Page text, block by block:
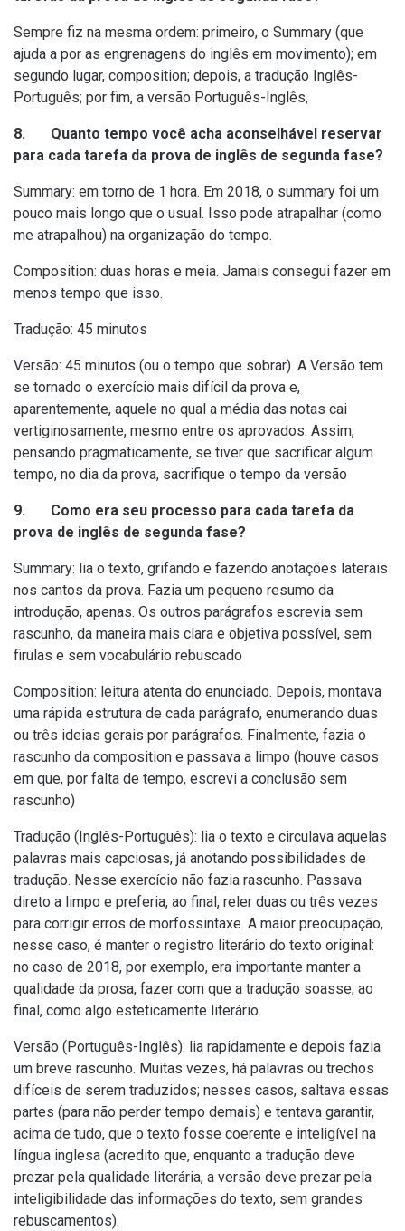
Sempre fiz na mesma ordem: primeiro, o Summary (que
ajuda a por as engrenagens do inglês em movimento); em
segundo lugar, composition; depois, a tradução Inglês-
Português; por fim, a versão Português-Inglês,
8. Quanto tempo você acha aconselhável reservar
para cada tarefa da prova de inglês de segunda fase?
Summary: em torno de 1 hora. Em 2018, o summary foi um
pouco mais longo que o usual. Isso pode atrapalhar (como
me atrapalhou) na organização do tempo.
Composition: duas horas e meia. Jamais consegui fazer em
menos tempo que isso.
Tradução: 45 minutos
Versão: 45 minutos (ou o tempo que sobrar). A Versão tem
se tornado o exercício mais difícil da prova e,
aparentemente, aquele no qual a média das notas cai
vertiginosamente, mesmo entre os aprovados. Assim,
pensando pragmaticamente, se tiver que sacrificar algum
tempo, no dia da prova, sacrifique o tempo da versão
9. Como era seu processo para cada tarefa da
prova de inglês de segunda fase?
Summary: lia o texto, grifando e fazendo anotações laterais
nos cantos da prova. Fazia um pequeno resumo da
introdução, apenas. Os outros parágrafos escrevia sem
rascunho, da maneira mais clara e objetiva possível, sem
firulas e sem vocabulário rebuscado
Composition: leitura atenta do enunciado. Depois, montava
uma rápida estrutura de cada parágrafo, enumerando duas
ou três ideias gerais por parágrafos. Finalmente, fazia o
rascunho da composition e passava a limpo (houve casos
em que, por falta de tempo, escrevi a conclusão sem
rascunho)
Tradução (Inglês-Português): lia o texto e circulava aquelas
palavras mais capciosas, já anotando possibilidades de
tradução. Nesse exercício não fazia rascunho. Passava
direto a limpo e preferia, ao final, reler duas ou três vezes
para corrigir erros de morfossintaxe. A maior preocupação,
nesse caso, é manter o registro literário do texto original:
no caso de 2018, por exemplo, era importante manter a
qualidade da prosa, fazer com que a tradução soasse, ao
final, como algo esteticamente literário.
Versão (Português-Inglês): lia rapidamente e depois fazia
um breve rascunho. Muitas vezes, há palavras ou trechos
difíceis de serem traduzidos; nesses casos, saltava essas
partes (para não perder tempo demais) e tentava garantir,
acima de tudo, que o texto fosse coerente e inteligível na
língua inglesa (acredito que, enquanto a tradução deve
prezar pela qualidade literária, a versão deve prezar pela
inteligibilidade das informações do texto, sem grandes
rebuscamentos).